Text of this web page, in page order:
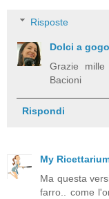
Risposte
Dolci a gogo
Grazie
Bacioni
Rispondi
My
Ma questa
farro.. come